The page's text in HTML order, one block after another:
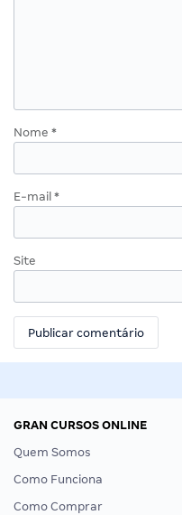
Nome *
E-mail *
Site
GRAN CURSOS ONLINE
Quem Somos
Como Funciona
Como Comprar